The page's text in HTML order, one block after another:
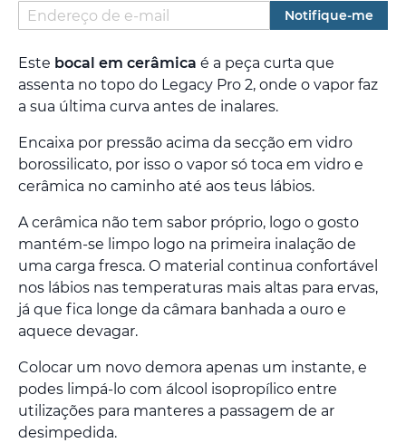
Notifique-me
Este bocal em cerâmica é a peça curta que
assenta no topo do Legacy Pro 2, onde o vapor faz
a sua última curva antes de inalares.
Encaixa por pressão acima da secção em vidro
borossilicato, por isso o vapor só toca em vidro e
cerâmica no caminho até aos teus lábios.
A cerâmica não tem sabor próprio, logo o gosto
mantém-se limpo logo na primeira inalação de
uma carga fresca. O material continua confortável
nos lábios nas temperaturas mais altas para ervas,
já que fica longe da câmara banhada a ouro e
aquece devagar.
Colocar um novo demora apenas um instante, e
podes limpá-lo com álcool isopropílico entre
utilizações para manteres a passagem de ar
desimpedida.